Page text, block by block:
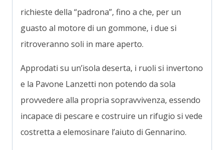
richieste della “padrona”, fino a che, per un
guasto al motore di un gommone, i due si
ritroveranno soli in mare aperto.
Approdati su un’isola deserta, i ruoli si invertono
e la Pavone Lanzetti non potendo da sola
provvedere alla propria sopravvivenza, essendo
incapace di pescare e costruire un rifugio si vede
costretta a elemosinare l’aiuto di Gennarino.